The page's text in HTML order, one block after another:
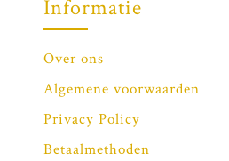
Informatie
Over ons
Algemene voorwaarden
Privacy Policy
Betaalmethoden